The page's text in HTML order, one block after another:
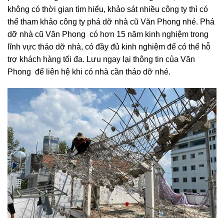
không có thời gian tìm hiểu, khảo sát nhiều công ty thì có
thể tham khảo công ty phá dỡ nhà cũ Văn Phong nhé. Phá
dỡ nhà cũ Văn Phong có hơn 15 năm kinh nghiệm trong
lĩnh vực tháo dỡ nhà, có đầy đủ kinh nghiệm để có thể hỗ
trợ khách hàng tối đa. Lưu ngay lại thông tin của Văn
Phong để liên hệ khi có nhà cần tháo dỡ nhé.